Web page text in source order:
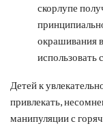
скорлупе
окрашивания
использовать
Детей к
привлекать,
манипуляции с